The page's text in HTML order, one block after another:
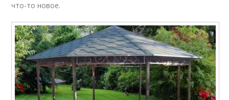
что-то новое.